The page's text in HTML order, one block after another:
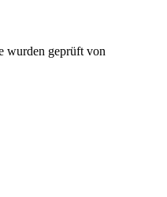
wurden geprüft von